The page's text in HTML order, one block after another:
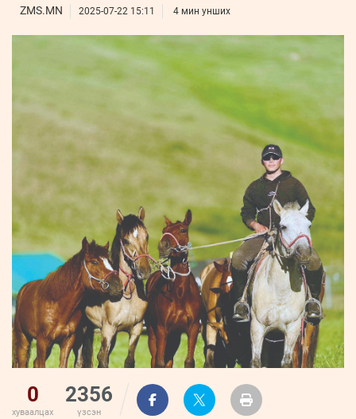
Бүртгүүлэх
Нэвтрэх
Бизнес
Leaderships
forum
ФОТО
УРЛАГ
ТӨВ
ZUUNII
MEDEE
ZMS.MN 2025-07-22 15:11 4 мин унших
0
хуваалцах
2356
үзсэн